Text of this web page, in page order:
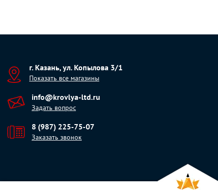
г. Казань, ул. Копылова 3/1
Показать все магазины
info@krovlya-ltd.ru
Задать вопрос
8 (987) 225-75-07
Заказать звонок